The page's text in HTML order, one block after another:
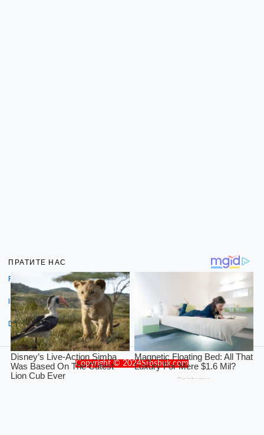
ПРАТИТЕ НАС
Facebook
Instagram
Dribbble
Copyright © 2024Srbsbuk.com